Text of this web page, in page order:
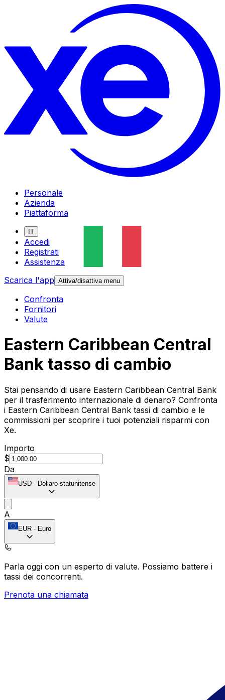
Personale
Azienda
Piattaforma
IT
Accedi
Registrati
Assistenza
Scarica l'app Attiva/disattiva menu
Confronta
Fornitori
Valute
Eastern Caribbean Central
Bank tasso di cambio
Stai pensando di usare Eastern Caribbean Central Bank
per il trasferimento internazionale di denaro? Confronta
i Eastern Caribbean Central Bank tassi di cambio e le
commissioni per scoprire i tuoi potenziali risparmi con
Xe.
Importo
$
Da
USD - Dollaro statunitense
A
EUR - Euro
Parla oggi con un esperto di valute. Possiamo battere i
tassi dei concorrenti.
Prenota una chiamata